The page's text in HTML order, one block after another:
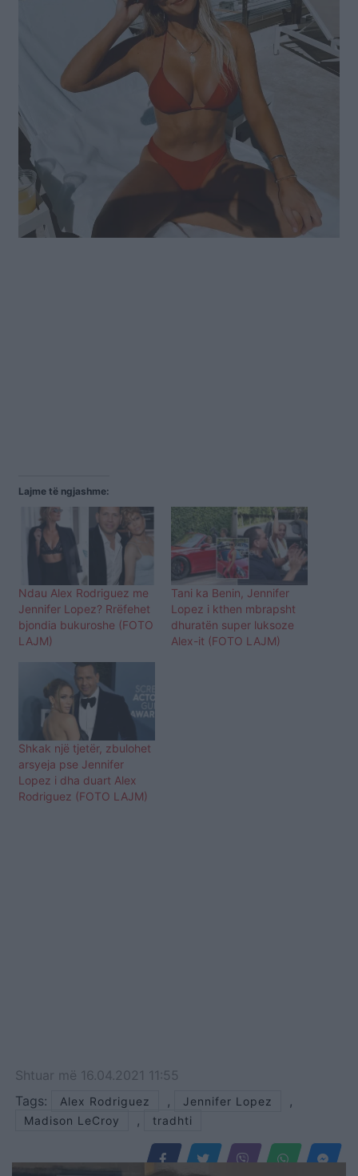
Lajme të ngjashme:
Ndau Alex Rodriguez me
Jennifer Lopez? Rrëfehet
bjondia bukuroshe (FOTO
LAJM)
Tani ka Benin, Jennifer
Lopez i kthen mbrapsht
dhuratën super luksoze
Alex-it (FOTO LAJM)
Shkak një tjetër, zbulohet
arsyeja pse Jennifer
Lopez i dha duart Alex
Rodriguez (FOTO LAJM)
Shtuar më 16.04.2021 11:55
Tags:
Alex Rodriguez , Jennifer Lopez ,
Madison LeCroy , tradhti